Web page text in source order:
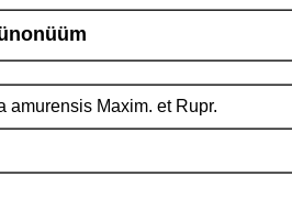
amurensis Maxim. et Rupr.